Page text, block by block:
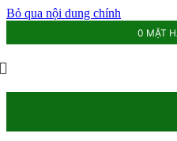
Bỏ qua nội dung chính
0 MẶT